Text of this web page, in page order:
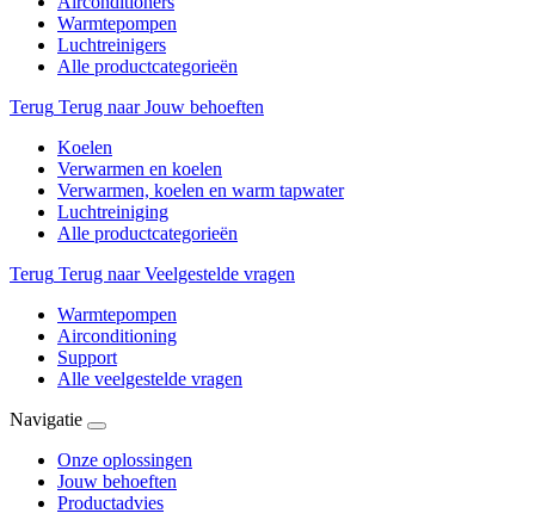
Warmtepompen
Luchtreinigers
Alle productcategorieën
Terug Terug naar Jouw behoeften
Koelen
Verwarmen en koelen
Verwarmen, koelen en warm tapwater
Luchtreiniging
Alle productcategorieën
Terug Terug naar Veelgestelde vragen
Warmtepompen
Airconditioning
Support
Alle veelgestelde vragen
Navigatie
Onze oplossingen
Jouw behoeften
Productadvies